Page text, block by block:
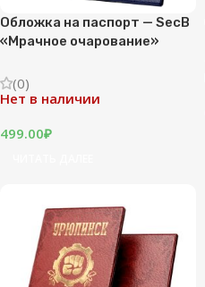
Обложка на паспорт — SecB
«Мрачное очарование»
(0)
Нет в наличии
499.00₽